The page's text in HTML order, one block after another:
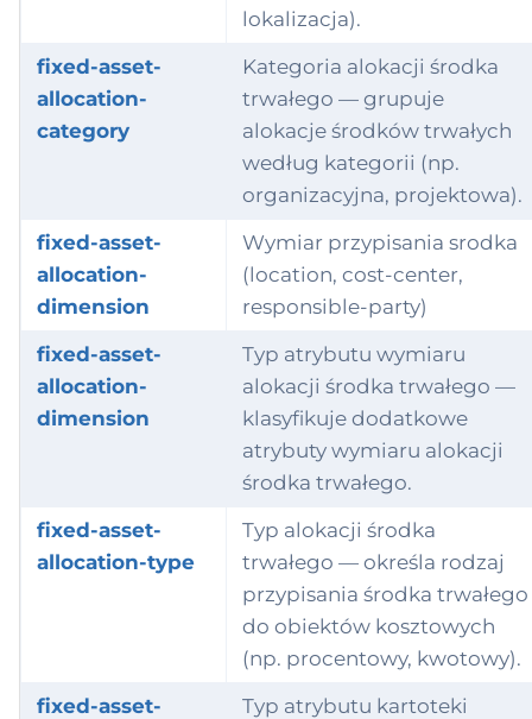
lokalizacja).
fixed-asset-
allocation-
category
Kategoria alokacji środka
trwałego — grupuje
alokacje środków trwałych
według kategorii (np.
organizacyjna, projektowa).
fixed-asset-
allocation-
dimension
Wymiar przypisania srodka
(location, cost-center,
responsible-party)
fixed-asset-
allocation-
dimension
Typ atrybutu wymiaru
alokacji środka trwałego —
klasyfikuje dodatkowe
atrybuty wymiaru alokacji
środka trwałego.
fixed-asset-
allocation-type
Typ alokacji środka
trwałego — określa rodzaj
przypisania środka trwałego
do obiektów kosztowych
(np. procentowy, kwotowy).
fixed-asset-
Typ atrybutu kartoteki